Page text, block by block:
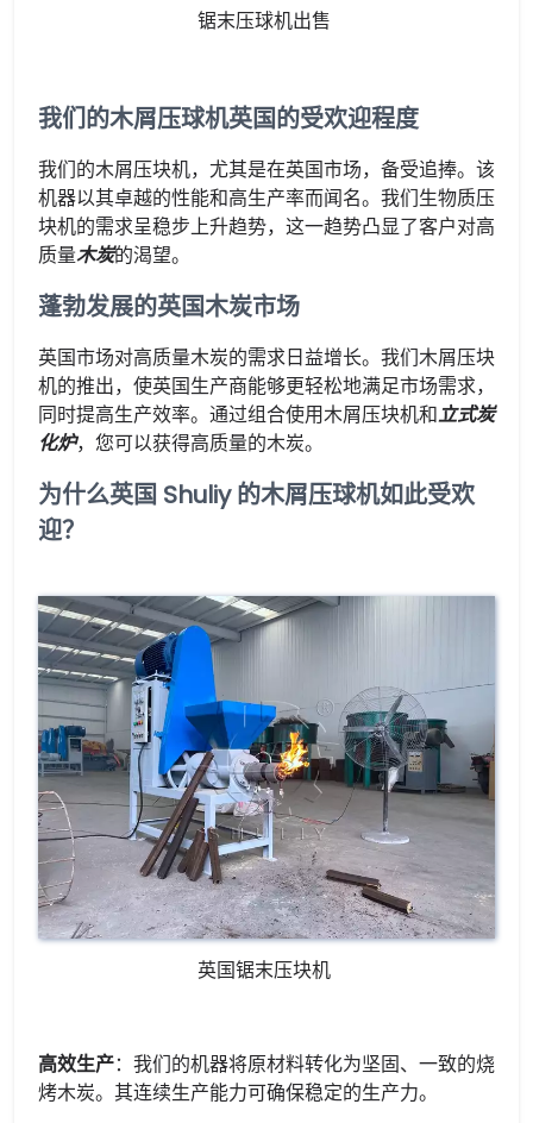
锯末压球机出售
我们的木屑压球机英国的受欢迎程度
我们的木屑压块机，尤其是在英国市场，备受追捧。该
机器以其卓越的性能和高生产率而闻名。我们生物质压
块机的需求呈稳步上升趋势，这一趋势凸显了客户对高
质量木炭的渴望。
蓬勃发展的英国木炭市场
英国市场对高质量木炭的需求日益增长。我们木屑压块
机的推出，使英国生产商能够更轻松地满足市场需求，
同时提高生产效率。通过组合使用木屑压块机和立式炭
化炉，您可以获得高质量的木炭。
为什么英国 Shuliy 的木屑压球机如此受欢
迎？
英国锯末压块机
高效生产：我们的机器将原材料转化为坚固、一致的烧
烤木炭。其连续生产能力可确保稳定的生产力。